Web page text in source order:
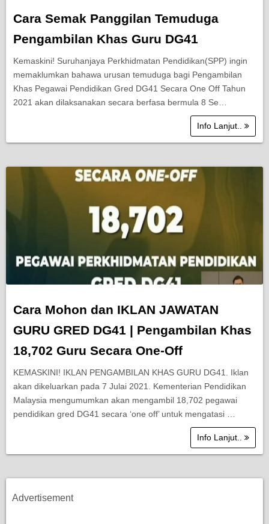
Cara Semak Panggilan Temuduga
Pengambilan Khas Guru DG41
Kemaskini! Suruhanjaya Perkhidmatan Pendidikan(SPP) ingin
memaklumkan bahawa urusan temuduga bagi Pengambilan
Khas Pegawai Pendidikan Gred DG41 Secara One Off Tahun
2021 akan dilaksanakan secara berfasa bermula 8 Se…
Info Lanjut..
Cara Mohon dan IKLAN JAWATAN
GURU GRED DG41 | Pengambilan Khas
18,702 Guru Secara One-Off
KEMASKINI! IKLAN PENGAMBILAN KHAS GURU DG41. Iklan
akan dikeluarkan pada 7 Julai 2021. Kementerian Pendidikan
Malaysia mengumumkan akan mengambil 18,702 pegawai
pendidikan gred DG41 secara ‘one off’ untuk mengatasi …
Info Lanjut..
Advertisement